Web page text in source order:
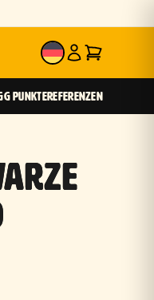
DE
PUNKTEREFERENZEN